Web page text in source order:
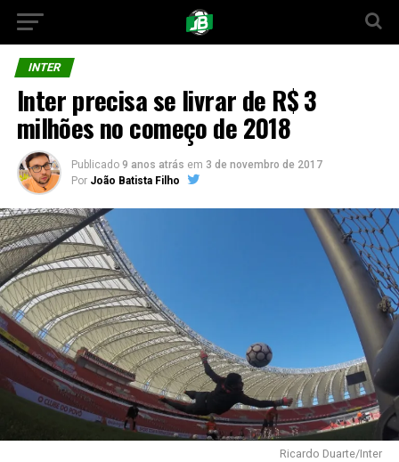
INTER
Inter precisa se livrar de R$ 3
milhões no começo de 2018
Publicado 9 anos atrás em 3 de novembro de 2017
Por João Batista Filho
Ricardo Duarte/Inter